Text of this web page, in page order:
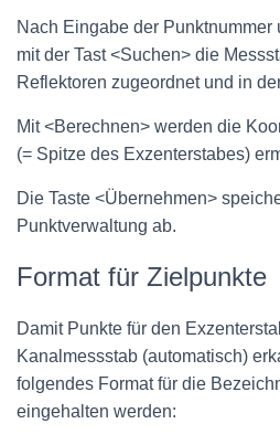
Nach Eingabe der Punktnummer
mit der Tast <Suchen> die
Reflektoren zugeordnet und in
Mit <Berechnen> werden die
(= Spitze des Exzenterstabes)
Die Taste <Übernehmen>
Punktverwaltung ab.
Format für Zielpunkte
Damit Punkte für den
Kanalmessstab (automatisch)
folgendes Format für die
eingehalten werden: